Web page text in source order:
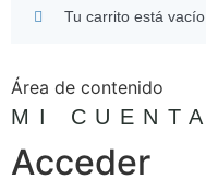
Tu carrito está vacío.
Área de contenido
MI CUENTA
Acceder